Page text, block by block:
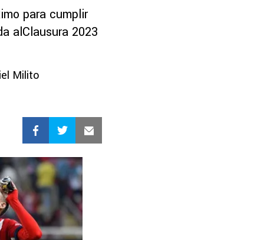
para cumplir
alClausura 2023
Milito